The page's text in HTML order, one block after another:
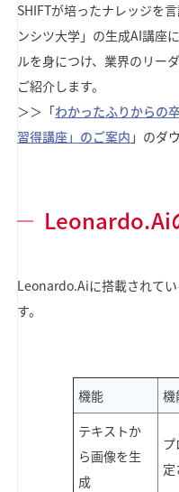
SHIFTが培ったナレッジを
ンシツ大学」の生成AI講座
ルを身につけ、業界のリー
ご紹介します。
＞＞「わかったふりからの
習得講座」のご案内 」のダ
Leonardo.Ai
Leonardo.Aiに搭載されて
す。
機能
機
テキストか
ら画像を生
成